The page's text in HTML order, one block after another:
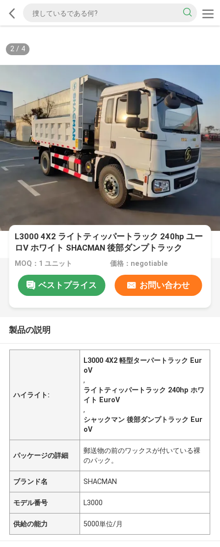
2/ 4
L3000 4X2 ライトティッパートラック 240hp ユー
ロV ホワイト SHACMAN 後部ダンプトラック
MOQ：1 ユニット 価格：negotiable
ベストプライス お問い合わせ
製品の説明
ハイライト:
L3000 4X2 軽型ターパートラック Eur
oV
,
ライトティッパートラック 240hp ホワ
イト EuroV
,
シャックマン 後部ダンプトラック Eur
oV
パッケージの詳細
郵送物の前のワックスが付いている裸
のパック。
ブランド名 SHACMAN
モデル番号 L3000
供給の能力 5000単位/月